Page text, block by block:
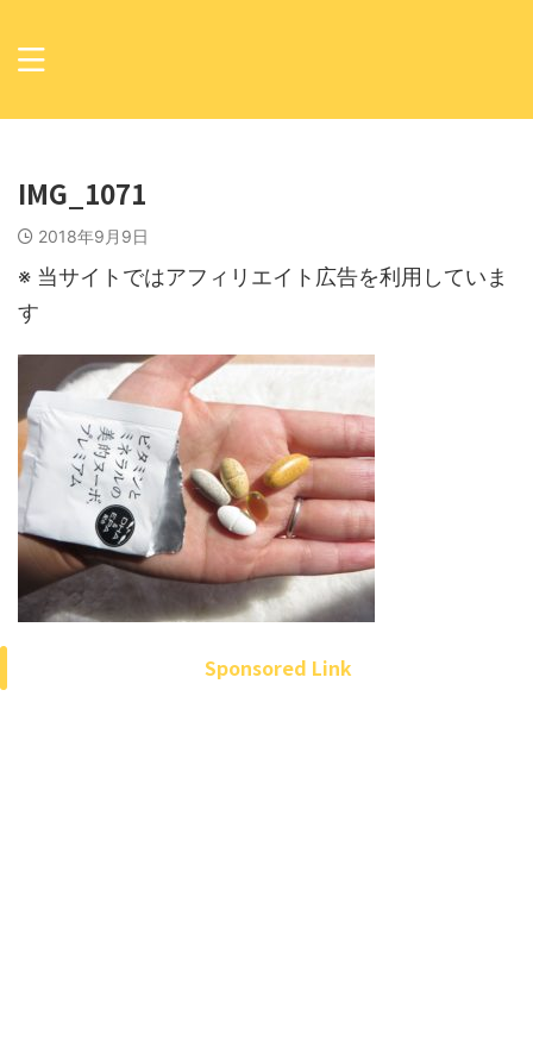
IMG_1071
2018年9月9日
※ 当サイトではアフィリエイト広告を利用していま
す
Sponsored Link